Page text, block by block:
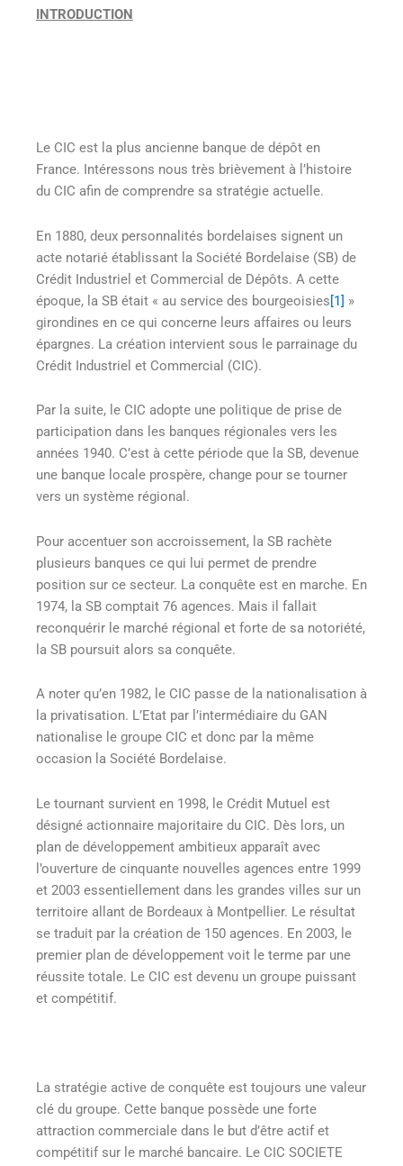
INTRODUCTION
Le CIC est la plus ancienne banque de dépôt en
France. Intéressons nous très brièvement à l’histoire
du CIC afin de comprendre sa stratégie actuelle.
En 1880, deux personnalités bordelaises signent un
acte notarié établissant la Société Bordelaise (SB) de
Crédit Industriel et Commercial de Dépôts. A cette
époque, la SB était « au service des bourgeoisies[1] »
girondines en ce qui concerne leurs affaires ou leurs
épargnes. La création intervient sous le parrainage du
Crédit Industriel et Commercial (CIC).
Par la suite, le CIC adopte une politique de prise de
participation dans les banques régionales vers les
années 1940. C’est à cette période que la SB, devenue
une banque locale prospère, change pour se tourner
vers un système régional.
Pour accentuer son accroissement, la SB rachète
plusieurs banques ce qui lui permet de prendre
position sur ce secteur. La conquête est en marche. En
1974, la SB comptait 76 agences. Mais il fallait
reconquérir le marché régional et forte de sa notoriété,
la SB poursuit alors sa conquête.
A noter qu’en 1982, le CIC passe de la nationalisation à
la privatisation. L’Etat par l’intermédiaire du GAN
nationalise le groupe CIC et donc par la même
occasion la Société Bordelaise.
Le tournant survient en 1998, le Crédit Mutuel est
désigné actionnaire majoritaire du CIC. Dès lors, un
plan de développement ambitieux apparaît avec
l’ouverture de cinquante nouvelles agences entre 1999
et 2003 essentiellement dans les grandes villes sur un
territoire allant de Bordeaux à Montpellier. Le résultat
se traduit par la création de 150 agences. En 2003, le
premier plan de développement voit le terme par une
réussite totale. Le CIC est devenu un groupe puissant
et compétitif.
La stratégie active de conquête est toujours une valeur
clé du groupe. Cette banque possède une forte
attraction commerciale dans le but d’être actif et
compétitif sur le marché bancaire. Le CIC SOCIETE